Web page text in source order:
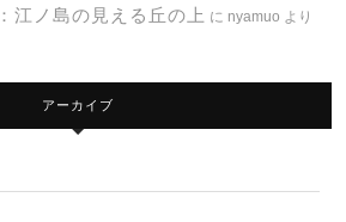
江ノ島の見える丘の上 に nyamuo より
アーカイブ